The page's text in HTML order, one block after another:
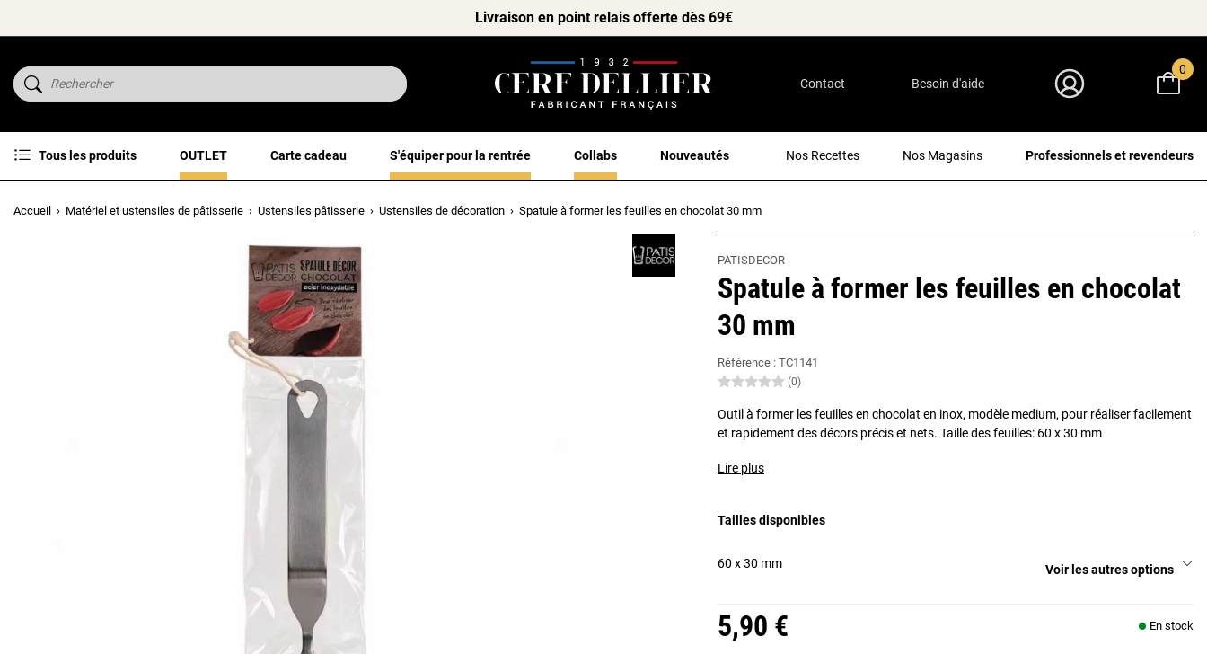
Livraison en point relais offerte dès 69€
Contact Besoin d'aide
0
Tous les produits OUTLET Carte cadeau S'équiper pour la rentrée Collabs Nouveautés Nos Recettes Nos Magasins Professionnels et revendeurs
Accueil Matériel et ustensiles de pâtisserie Ustensiles pâtisserie Ustensiles de décoration Spatule à former les feuilles en chocolat 30 mm
PATISDECOR
Spatule à former les feuilles en chocolat
30 mm
Référence : TC1141
(0)
Outil à former les feuilles en chocolat en inox, modèle medium, pour réaliser facilement
et rapidement des décors précis et nets. Taille des feuilles: 60 x 30 mm
Lire plus
Tailles disponibles
60 x 30 mm Voir les autres options
5,90 € En stock